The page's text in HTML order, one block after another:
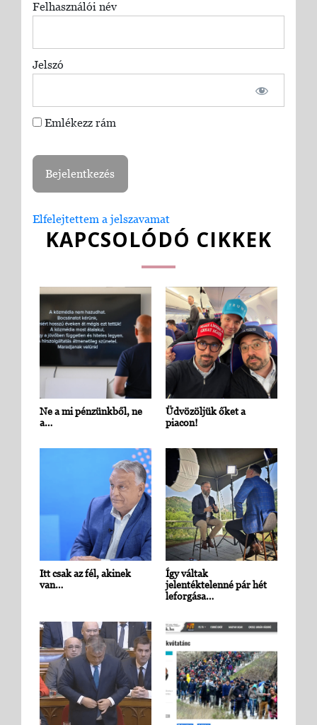
Felhasználói név
Jelszó
Emlékezz rám
Elfelejtettem a jelszavamat
KAPCSOLÓDÓ CIKKEK
Ne a mi pénzünkből, ne
a…
Üdvözöljük őket a
piacon!
Itt csak az fél, akinek
van…
Így váltak
jelentéktelenné pár hét
leforgása…